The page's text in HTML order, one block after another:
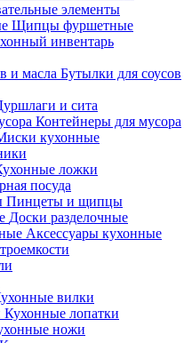
элементы
Щипцы фуршетные
инвентарь
Бутылки для соусов
и сита
Контейнеры для мусора
кухонные
ложки
посуда
Пинцеты и щипцы
Доски разделочные
Аксессуары кухонные
вилки
Кухонные лопатки
ножи